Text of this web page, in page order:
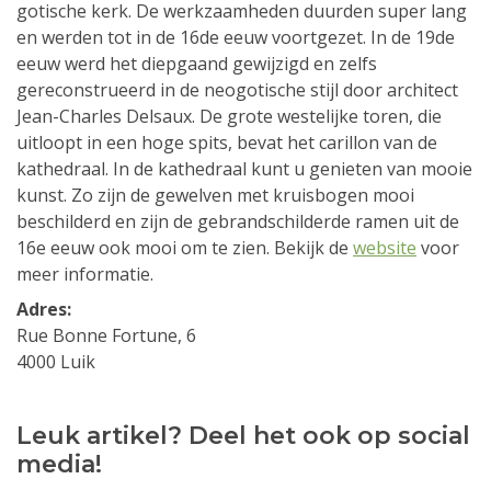
gotische kerk. De werkzaamheden duurden super lang
en werden tot in de 16de eeuw voortgezet. In de 19de
eeuw werd het diepgaand gewijzigd en zelfs
gereconstrueerd in de neogotische stijl door architect
Jean-Charles Delsaux. De grote westelijke toren, die
uitloopt in een hoge spits, bevat het carillon van de
kathedraal. In de kathedraal kunt u genieten van mooie
kunst. Zo zijn de gewelven met kruisbogen mooi
beschilderd en zijn de gebrandschilderde ramen uit de
16e eeuw ook mooi om te zien. Bekijk de website voor
meer informatie.
Adres:
Rue Bonne Fortune, 6
4000 Luik
Leuk artikel? Deel het ook op social
media!